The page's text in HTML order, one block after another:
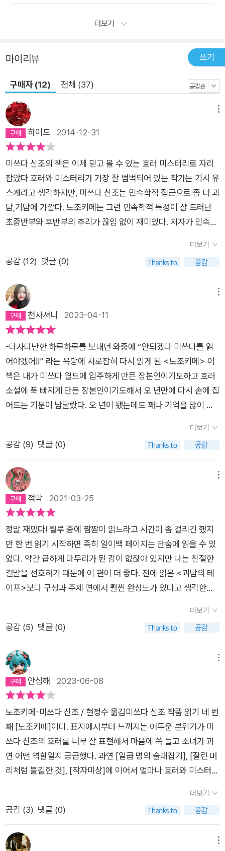
더보기
마이리뷰 쓰기
구매자 (12) 전체 (37)
하이드 2014-12-31
미쓰다 신조의 책은 이제 믿고 볼 수 있는 호러 미스터리로 자리
잡았다 호러와 미스터리가 가장 잘 범벅되어 있는 작가는 기시 유
스케라고 생각하지만, 미쓰다 신조는 민속학적 접근으로 좀 더 괴
담,기담에 가깝다. 노조키메는 그런 민속학적 특성이 잘 드러난
초중반부와 후반부의 추리가 끊임 없이 재미있다. 저자가 민속학
는 액자식 구성이다. '옛날에 노조키메라는 무서운 아이가 있었
는데..' 라는 단순한 옛날 이야기식 구성이 아니어서 더욱 집중하
릭터도 충분히 몰입된다. '괴담과 기담을 원하는 단계에서, 그 사
람은 책임을 짊어지고 있기 때문이다. 그런 것을 희구하며 일부러
귀를 기울이거나 눈으로 보거나 함으로써, 그 사람은 스스로 괴이
이 본인에게 있는 것이다. 따라서 나도 배려는 하지 않는다. 그런
행위야말로 그 사람에 대한 실례일 것이다.' 라던가 '혹시 만에 하
나라도 이 책을 읽는 중에,평소에는 느끼지 않을 시선을 빈번하게
느끼게 되었다. 누군가가 지켜보고 있는 듯한 기분이 들어 주위를
둘러보지만 주위에는 아무도 없다. 말도 안 되는 장소에서 누가
엿보고 있다. 그런 기분이 들어서 견딜 수 없다. 이런 감각에 사로
잡힌 경우에는 일단 거기서 이 책을 덮기를 권합니다. 대부분이
소란 예를 들자면 책장과 가구 사이의 틈, 조금 벌어진 문의 그늘,
식기 선반이나 냉장고 등과 벽 사이의 틈, 복도의 구석, 책상이나
코타츠나 침대 아래, 목욕탕이나 화장실의 환기팬 속, 커튼 뒤편,
방 안의 사각, 천장의 네 모서리, 모든 창문의 밖... 어쨌든 아무도
없을, 또한 어린아이라도 절대 들어갈 수 없을 만한 곳이다.' 무
섭게 읽으려고하면, 무섭게 읽을 수 있는 책이다. 호러 부분 뿐만
아니라 추리 부분이 특히 맘에 들었다. 산에 있는 나무들 중 유난
히 모습이 다르게 생긴 나무가 하나 있다면, 그 나무는 베거나 하
지 않는 것이 불문율이다. 그 나무를 해하는 경우에 '노조키네'가
는 이야기. 그런데, 이 노조키네에서 나온 '노조키메' 의 존재가 언
급되어 있는 민속학자의 노트를 얻게 된 화자, 미쓰다 신조의 이
야기가 나오고, 민속학자인 아이자와의 대학시절 경험을 적은 노
트에는 사람들과 잘 어울리지 못하는 자신과 유일하게 어울리는
비슷한 성격의 소이치라는 친구의 마을에 방문하게 되면서 겪게
되는 이야기가 나온다. 기담에도 이론이 있다. 고 그 이론을 만들
더보기
공감 (12) 댓글 (0)
천사셔니 2023-04-11
-다사다난한 하루하루를 보내던 와중에 “안되겠다 미쓰다를 읽
어야겠어!!” 라는 욕망에 사로잡혀 다시 읽게 된 <노조키메> 이
책은 내가 미쓰다 월드에 입주하게 만든 장본인이기도하고 호러
소설에 푹 빠지게 만든 장본인이기도해서 오 년만에 다시 손에 집
어드는 기분이 남달랐다. 오 년이 됐는데도 꽤나 기억을 많이 하
기도 하고 여러가지로 두근거리는 마음으로 읽기 시작했다. 그리
고 역시나. 미쓰다는 미쓰다였다. 생각과는 달리 큼직큼직한 부분
들은 아직도 또렷이 기억하고 있지만 세세한 부분은 전혀 기억하
고있지 못해서 생각보다 더 재미있게 다시 읽을 수 있었다.​-오년
이라는 세월이 흘렀고, 그만큼 다양한 호러소설을 접했음에도 불
구하고 다시 읽어도 너무 재미있었다. 약간 으엥? 스러운 컨셉들
갈 수 있는 정도였다. 처음 읽었을 때에는 으스스한 느낌과 추리
소설적인 마지막 장면에 감탄을 하며 읽었을 뿐이지만 다시 읽으
니 현실감이 느껴지는 스토리텔링과 세 가지의 이야기를 하나로
엮는 짜임새와 미스터리와 추리의 합을 위해 치밀하게 설계된 이
야기라는 것이 눈에 띄어 놀라움을 느꼈다. 으스스함과 스릴감은
말 할 것도 없고, 추리소설적인 논리정연함이 깨달음과 놀라움을
전해주는 이성적,감정적으로 모두 충족시켜주는 소설이다. 역시
작품은 처음 읽으면 그저 즐거움에 감탄 할 뿐이지만, 다시 읽으
면 비로소 그 빛을 제대로 깨닫게 되는 것 같다. 호러소설이 다시
읽어도 재미있다는 것 자체가 쉬운 일은 아니지만 두 번째 읽었을
때 눈에 보이는 것들이 있어서 더욱 더 빠져들게 만들기 때문이
다. 특히 나는 재독을 잘 안하는 사람이라 그런지 재독의 매력까
지 깨닫게 되었으니. 아무쪼록 미쓰다월드에 계신 여러분. 재독.
꼭 해보셔야 합니다!
더보기
공감 (9) 댓글 (0)
적막 2021-03-25
정말 재밌다! 월루 중에 짬짬이 읽느라고 시간이 좀 걸리긴 했지
만 한 번 읽기 시작하면 족히 일이백 페이지는 단숨에 읽을 수 있
었다. 약간 급하게 마무리가 된 감이 없잖아 있지만 나는 친절한
결말을 선호하기 때문에 이 편이 더 좋다. 전에 읽은 <괴담의 테
이프>보다 구성과 주제 면에서 훨씬 완성도가 있다고 생각한다.
요소가 들어가 있어서 한 편의 영화를 감상한 느낌이었다. 그럼에
도 꽤 스릴감 있게 읽을 수 있었던 것은 작가의 묘사와 이야기를
전개하는 힘이 뛰어났기 때문일 것이다. *약스포*노조키메의 유
래와 정체가 조금씩 밝혀지기 시작한 2장 중반부터 무섭다기보
단 서글픈 감정이 들었다. 한 공동체에서 전해지는 귀신과 괴물은
그 집단에서 가장 천대받고 멸시당하던 존재로 그려지곤 한다. 피
일말의 죄의식(?)이 그런 식으로 표현되는 것일테지만 입맛이 쓴
것은 어쩔 수가 없었다.연결해서 읽기: <귀신과 괴물> 소명출판
더보기
공감 (5) 댓글 (0)
안심해 2023-06-08
노조키메-미쓰다 신조 / 현정수 옮김미쓰다 신조 작품 읽기 네 번
째 [노조키메]이다. 표지에서부터 느껴지는 어두운 분위기가 미
쓰다 신조의 호러를 너무 잘 표현해서 마음에 쏙 들고 소녀가 과
연 어떤 역할일지 궁금했다. 과연 [일곱 명의 술래잡기], [잘린 머
리처럼 불길한 것], [작자미상]에 이어서 얼마나 호러와 미스터리
치면 나오는 경고문이 나오는데 이 책이 심상치가 않다는 것을 바
로 직감했다.[노조키메]는 주인공이 우연히 알게 된 민속학자로
용을 토대로 작품 내에서 책을 낸다는 내용이다. 그래서 책 안에
더보기
공감 (3) 댓글 (0)